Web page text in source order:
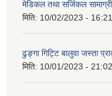
मेडिकल तथा सर्जिकल
मिति: 10/02/2023 - 16:21
ढुङ्गा गिट्टि बालुवा जस्ता
मिति: 10/01/2023 - 21:02